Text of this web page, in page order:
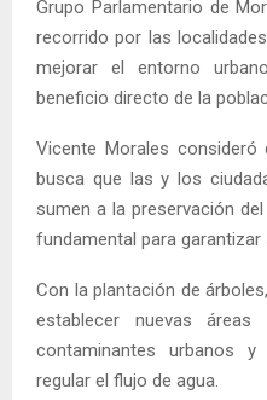
Grupo Parlamentario de
recorrido por las
mejorar el entorno
beneficio directo de la
Vicente Morales
busca que las y los
sumen a la preservación
fundamental para garantizar
Con la plantación de
establecer nuevas
contaminantes urbanos
regular el flujo de agua.